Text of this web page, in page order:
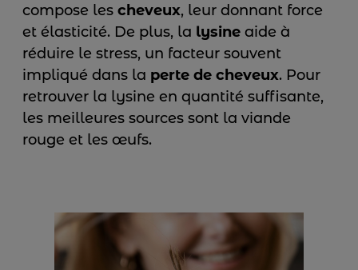
compose les cheveux, leur donnant force
et élasticité. De plus, la lysine aide à
réduire le stress, un facteur souvent
impliqué dans la perte de cheveux. Pour
retrouver la lysine en quantité suffisante,
les meilleures sources sont la viande
rouge et les œufs.